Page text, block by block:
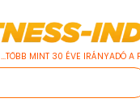
...TÖBB MINT 30 ÉVE IRÁNYADÓ A